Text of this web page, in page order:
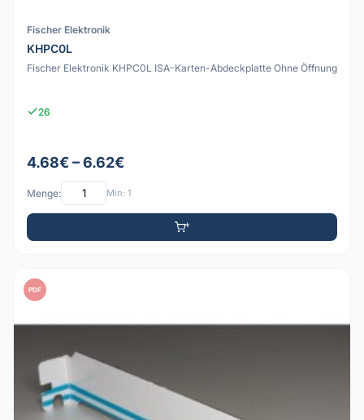
Fischer Elektronik
KHPC0L
Fischer Elektronik KHPC0L ISA-Karten-Abdeckplatte Ohne Öffnung
26
4.68€ – 6.62€
Menge: Min: 1
PDF